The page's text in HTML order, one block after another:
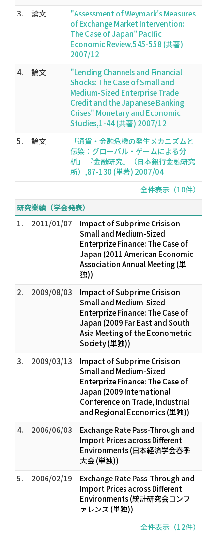
3.
論文
"Assessment of Weymark's Measures
of Exchange Market Intervention:
The Case of Japan" Pacific
Economic Review,545-558 (共著)
2007/12
4.
論文
"Lending Channels and Financial
Shocks: The Case of Small and
Medium-Sized Enterprise Trade
Credit and the Japanese Banking
Crises" Monetary and Economic
Studies,1-44 (共著) 2007/12
5.
論文
「通貨・金融危機の発生メカニズムと
伝染：グローバル・ゲームによる分
析」 『金融研究』（日本銀行金融研究
所）,87-130 (単著) 2007/04
全件表示（10件）
研究業績（学会発表）
1.
2011/01/07
Impact of Subprime Crisis on
Small and Medium-Sized
Enterprize Finance: The Case of
Japan (2011 American Economic
Association Annual Meeting (単
独))
2.
2009/08/03
Impact of Subprime Crisis on
Small and Medium-Sized
Enterprize Finance: The Case of
Japan (2009 Far East and South
Asia Meeting of the Econometric
Society (単独))
3.
2009/03/13
Impact of Subprime Crisis on
Small and Medium-Sized
Enterprize Finance: The Case of
Japan (2009 International
Conference on Trade, Industrial
and Regional Economics (単独))
4.
2006/06/03
Exchange Rate Pass-Through and
Import Prices across Different
Environments (日本経済学会春季
大会 (単独))
5.
2006/02/19
Exchange Rate Pass-Through and
Import Prices across Different
Environments (統計研究会コンフ
ァレンス (単独))
全件表示（12件）